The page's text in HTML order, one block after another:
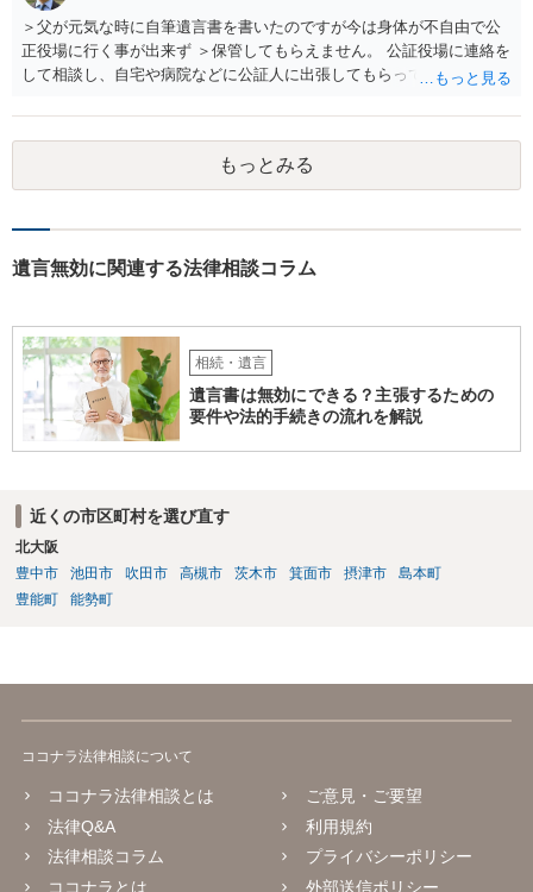
＞父が元気な時に自筆遺言書を書いたのですが今は身体が不自由で公
正役場に行く事が出来ず ＞保管してもらえません。 公証役場に連絡を
して相談し、自宅や病院などに公証人に出張してもらって公正証書を
うことも可能です。 ＞不動産名義を父から母に名義変更しておいた方
がいいのではと考えていますがどう思いますか？ 詳細が不明であり何
とも言えないのですが、遺言内容との関わりもあると思いますので、
弁護士に事情等を説明して個別に相談した方がよいように思います。
もっとみる
遺言無効に関連する法律相談コラム
相続・遺言
遺言書は無効にできる？主張するための
要件や法的手続きの流れを解説
近くの市区町村を選び直す
北大阪
豊中市
池田市 吹田市 高槻市 茨木市 箕面市 摂津市
島本町
豊能町
能勢町
ココナラ法律相談について
ココナラ法律相談とは
法律Q&A
法律相談コラム
ココナラとは
ご意見・ご要望
利用規約
プライバシーポリシー
外部送信ポリシー